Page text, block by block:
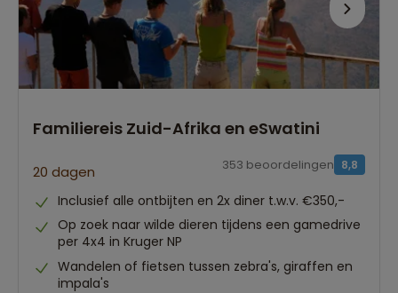
Familiereis Zuid-Afrika en eSwatini
20 dagen 8,8
353 beoordelingen
Inclusief alle ontbijten en 2x diner t.w.v. €350,-
Op zoek naar wilde dieren tijdens een gamedrive
per 4x4 in Kruger NP
Wandelen of fietsen tussen zebra's, giraffen en
impala's